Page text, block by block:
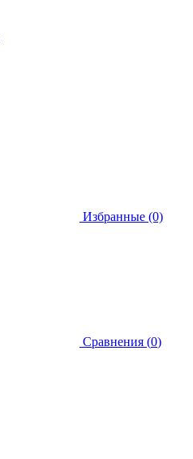
Избранные (0)
Сравнения (0)